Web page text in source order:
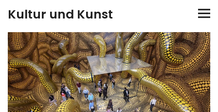
Kultur und Kunst
kultur & kunst
Ausstellungen
Spiele